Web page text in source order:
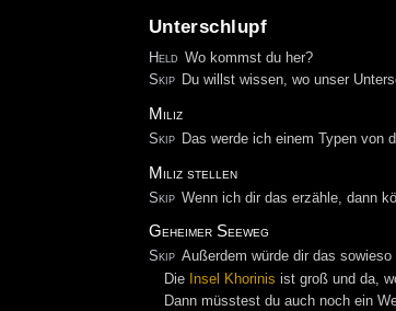
Unterschlupf
Held Wo kommst du her?
Skip Du willst wissen, wo unser
Miliz
Skip Das werde ich einem Typen von
Miliz stellen
Skip Wenn ich dir das erzähle, dann
Geheimer Seeweg
Skip Außerdem würde dir das
Die
Insel Khorinis ist groß und da,
Dann müsstest du auch noch ein